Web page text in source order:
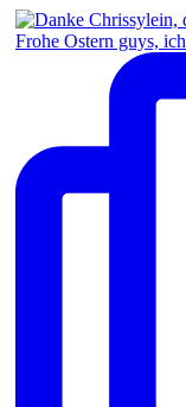
Frohe Ostern guys,